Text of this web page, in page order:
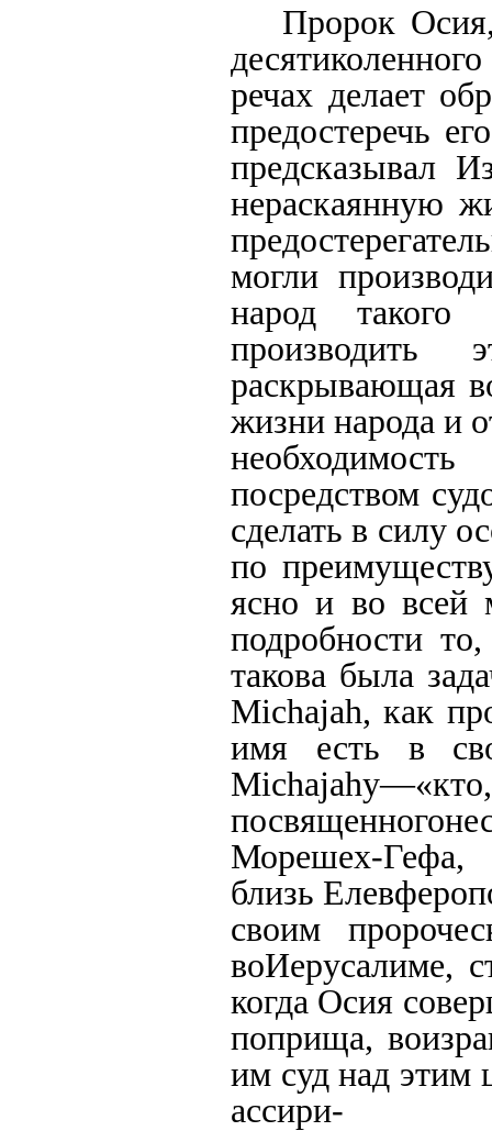
Пророк
речах делает
предостеречь
предсказывал
нераскаянную
могли
народ такого
производить
раскрывающая
жизни народа и
посредством
сделать в силу
по
ясно и во всей
подробности
такова была
Michajah,как
имя есть в
Michajahy
Морешех-Гефа,
близь
своим
воИерусалиме,
когда Осия
поприща,во
им суд над этим
ассири-